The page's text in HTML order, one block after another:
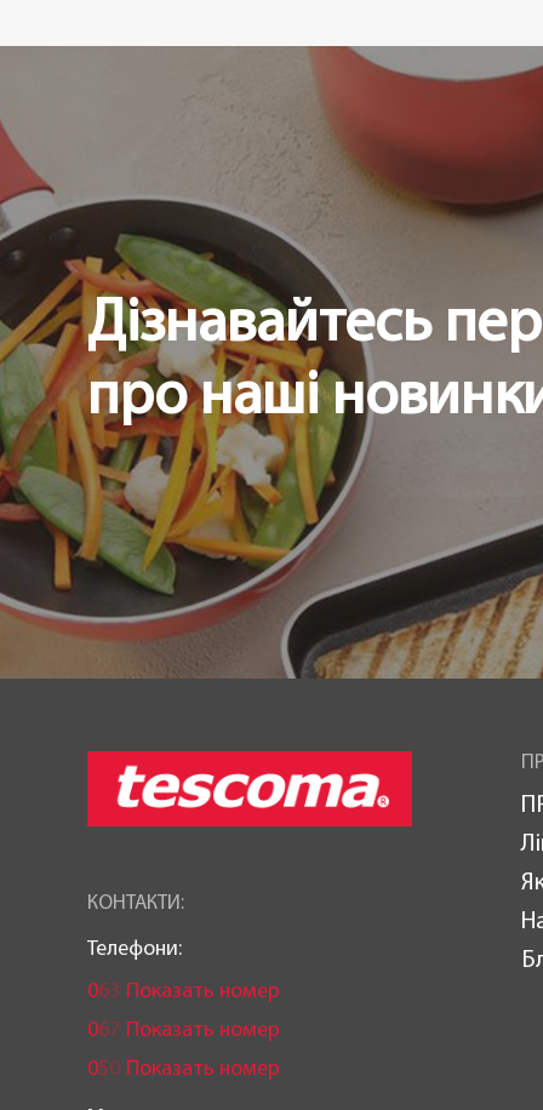
Дізнавайтесь
про наші новинки
КОНТАКТИ:
Телефони:
063 Показать номер
067 Показать номер
050 Показать номер